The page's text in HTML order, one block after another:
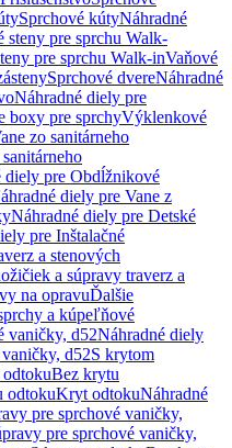
Sprchové kútyNáhradné
steny pre sprchu Walk-
pre sprchu Walk-inVaňové
Sprchové dvereNáhradné
Náhradné diely pre
boxy pre sprchyVýklenkové
zo sanitárneho
diely pre Obdĺžnikové
diely pre Vane z
Náhradné diely pre Detské
pre Inštalačné
a stenových
a súpravy traverz a
na opravuĎalšie
a kúpeľňové
vaničky, d52Náhradné diely
d52S krytom
Bez krytu
odtokuKryt odtokuNáhradné
pre sprchové vaničky,
pre sprchové vaničky,